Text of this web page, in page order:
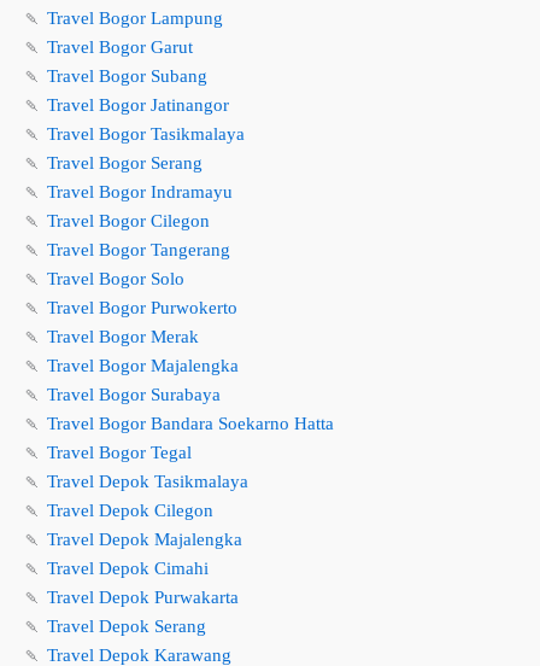
🍡 Travel Bogor Lampung
🍡 Travel Bogor Garut
🍡 Travel Bogor Subang
🍡 Travel Bogor Jatinangor
🍡 Travel Bogor Tasikmalaya
🍡 Travel Bogor Serang
🍡 Travel Bogor Indramayu
🍡 Travel Bogor Cilegon
🍡 Travel Bogor Tangerang
🍡 Travel Bogor Solo
🍡 Travel Bogor Purwokerto
🍡 Travel Bogor Merak
🍡 Travel Bogor Majalengka
🍡 Travel Bogor Surabaya
🍡 Travel Bogor Bandara Soekarno Hatta
🍡 Travel Bogor Tegal
🍡 Travel Depok Tasikmalaya
🍡 Travel Depok Cilegon
🍡 Travel Depok Majalengka
🍡 Travel Depok Cimahi
🍡 Travel Depok Purwakarta
🍡 Travel Depok Serang
🍡 Travel Depok Karawang